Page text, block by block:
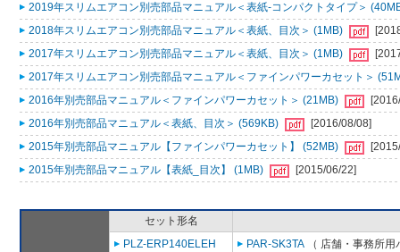
2019年スリムエアコン別売部品マニュアル＜表紙-コンパクトタイプ＞
2018年スリムエアコン別売部品マニュアル＜表紙、目次＞ (1MB)
2017年スリムエアコン別売部品マニュアル＜表紙、目次＞ (1MB)
2017年スリムエアコン別売部品マニュアル＜ファインパワーカセット＞
2016年別売部品マニュアル＜ファインパワーカセット＞ (21MB)
2016年別売部品マニュアル＜表紙、目次＞ (569KB)
[2016/08/08]
2015年別売部品マニュアル【ファインパワーカセット】 (52MB)
2015年別売部品マニュアル【表紙_目次】 (1MB)
[2015/06/22]
セット形名
PLZ-ERP140ELEH
PAR-SK3TA （ 店舗・事務所